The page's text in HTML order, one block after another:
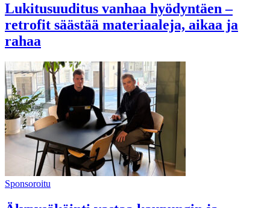
Lukitusuuditus vanhaa hyödyntäen –
retrofit säästää materiaaleja, aikaa ja
rahaa
Sponsoroitu